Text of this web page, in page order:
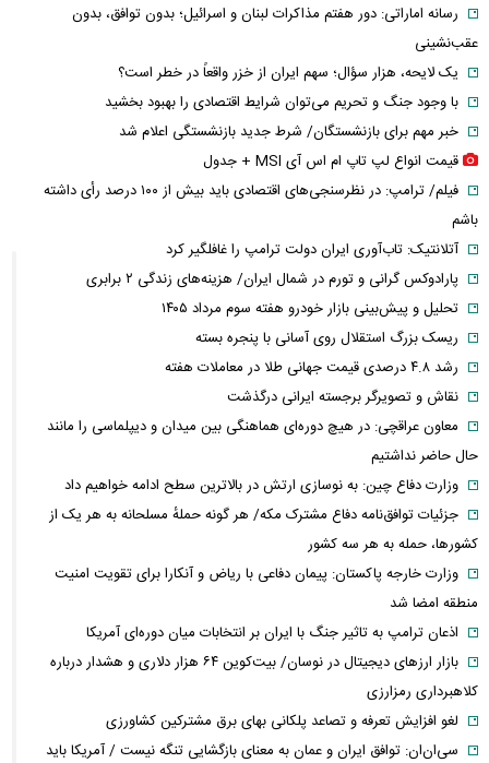
رسانه اماراتی: دور هفتم مذاکرات لبنان و اسرائیل؛ بدون توافق، بدون
عقب‌نشینی
یک لایحه، هزار سؤال؛ سهم ایران از خزر واقعاً در خطر است؟
با وجود جنگ و تحریم می‌توان شرایط اقتصادی را بهبود بخشید
خبر مهم برای بازنشستگان/ شرط جدید بازنشستگی اعلام شد
قیمت انواع لپ تاپ ام اس آی MSI + جدول
فیلم/ ترامپ: در نظرسنجی‌های اقتصادی باید بیش از ۱۰۰ درصد رأی داشته
باشم
آتلانتیک: تاب‌آوری ایران دولت ترامپ را غافلگیر کرد
پارادوکس گرانی و تورم در شمال ایران/ هزینه‌های زندگی ۲ برابری
تحلیل و پیش‌بینی بازار خودرو هفته سوم مرداد ۱۴۰۵
ریسک بزرگ استقلال روی آسانی با پنجره بسته
رشد ۴.۸ درصدی قیمت جهانی طلا در معاملات هفته
نقاش و تصویرگر برجسته ایرانی درگذشت
معاون عراقچی: در هیچ دوره‌ای هماهنگی بین میدان و دیپلماسی را مانند
حال حاضر نداشتیم
وزارت دفاع چین: به نوسازی ارتش در بالاترین سطح ادامه خواهیم داد
جزئیات توافق‌نامه دفاع مشترک مکه/ هر گونه حملهٔ مسلحانه به هر یک از
کشورها، حمله به هر سه کشور
وزارت خارجه پاکستان: پیمان دفاعی با ریاض و آنکارا برای تقویت امنیت
منطقه امضا شد
اذعان ترامپ به تاثیر جنگ با ایران بر انتخابات میان دوره‌ای آمریکا
بازار ارزهای دیجیتال در نوسان/ بیت‌کوین ۶۴ هزار دلاری و هشدار درباره
کلاهبرداری رمزارزی
لغو افزایش تعرفه و تصاعد پلکانی بهای برق مشترکین کشاورزی
سی‌ان‌ان: توافق ایران و عمان به معنای بازگشایی تنگه نیست / آمریکا باید